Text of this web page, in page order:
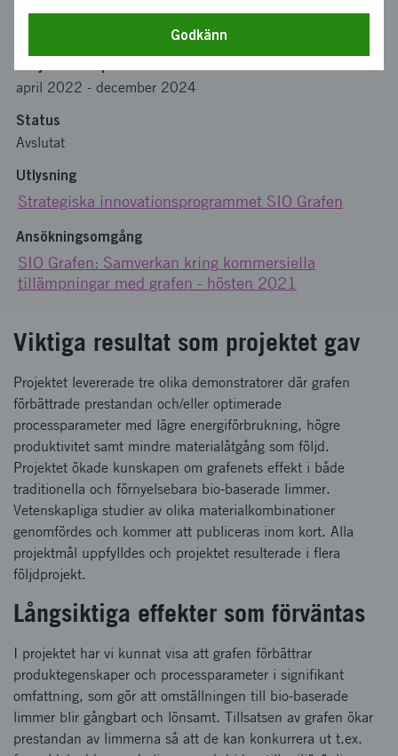
Bidrag från Vinnova
april 2022 - december 2024
Status
Avslutat
Utlysning
Strategiska innovationsprogrammet SIO Grafen
Ansökningsomgång
SIO Grafen: Samverkan kring kommersiella
tillämpningar med grafen - hösten 2021
Viktiga resultat som projektet gav
Projektet levererade tre olika demonstratorer där grafen
förbättrade prestandan och/eller optimerade
processparameter med lägre energiförbrukning, högre
produktivitet samt mindre materialåtgång som följd.
Projektet ökade kunskapen om grafenets effekt i både
traditionella och förnyelsebara bio-baserade limmer.
Vetenskapliga studier av olika materialkombinationer
genomfördes och kommer att publiceras inom kort. Alla
projektmål uppfylldes och projektet resulterade i flera
följdprojekt.
Långsiktiga effekter som förväntas
I projektet har vi kunnat visa att grafen förbättrar
produktegenskaper och processparameter i signifikant
omfattning, som gör att omställningen till bio-baserade
limmer blir gångbart och lönsamt. Tillsatsen av grafen ökar
prestandan av limmerna så att de kan konkurrera ut t.ex.
Godkänn